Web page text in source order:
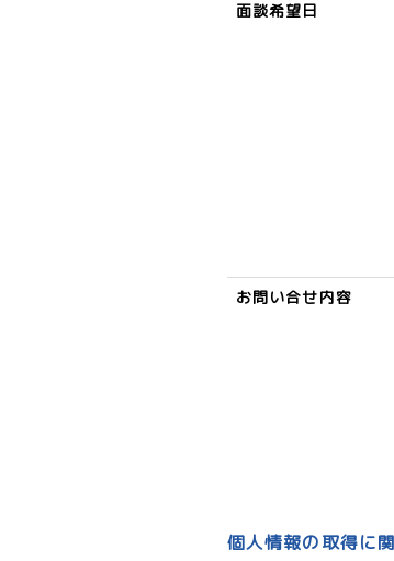
面談希望日
お問い合せ内容
個人情報の取得に